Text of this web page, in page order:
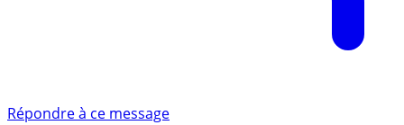
Répondre à ce message